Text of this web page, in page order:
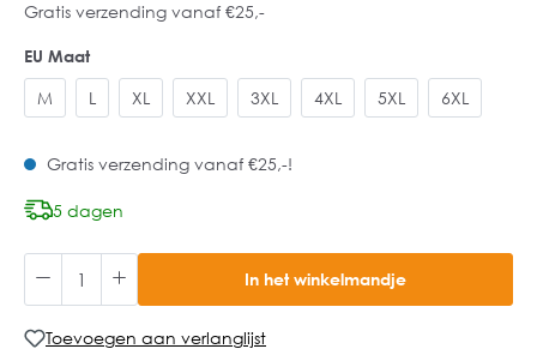
Gratis verzending vanaf €25,-
EU Maat
M L XL XXL 3XL 4XL 5XL 6XL
Gratis verzending vanaf €25,-!
5 dagen
In het winkelmandje
Toevoegen aan verlanglijst